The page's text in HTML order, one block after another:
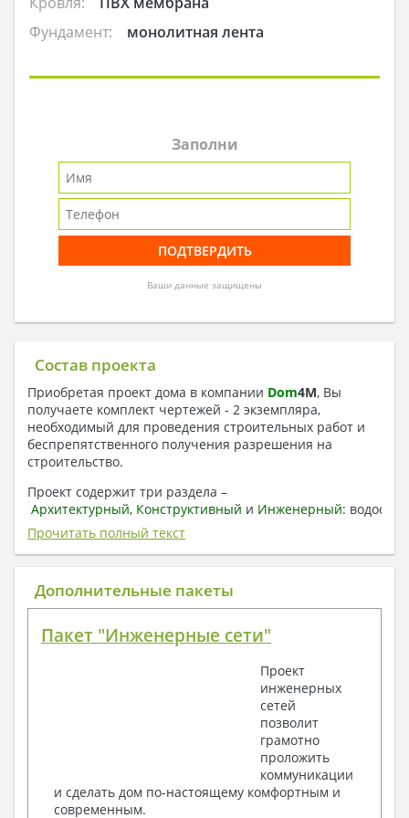
Фундамент:
монолитная лента
Заполни
Ваши данные защищены
Состав проекта
Приобретая проект дома в компании Dom4M, Вы
получаете комплект чертежей - 2 экземпляра,
необходимый для проведения строительных работ и
беспрепятственного получения разрешения на
строительство.
Проект содержит три раздела –
Архитектурный, Конструктивный и Инженерный:
отопление, вентиляция, канализация,
электроснабжение (приобретается за дополнительную
плату) + Пояснительная записка.
1. Архитектурный раздел:
План координационных осей
Поэтажные маркировочные планы с
Разрезы и состав конструкций
Фасады с ведомостью внешних отделок
Элементы проемов – спецификация
Ведомость перемычек – сечения и
спецификация
Экспликация полов
Прочитать полный текст
Дополнительные пакеты
Пакет "Инженерные сети"
Проект
инженерных
сетей
позволит
грамотно
проложить
коммуникации
и сделать дом по-настоящему комфортным и
современным.